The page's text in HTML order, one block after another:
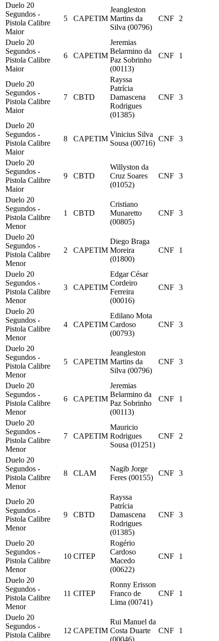
Duelo 20
Segundos -
Pistola Calibre
Maior
5 CAPETIM
Jeangleston
Martins da
Silva (00796)
CNF 2
Duelo 20
Segundos -
Pistola Calibre
Maior
6 CAPETIM
Jeremias
Belarmino da
Paz Sobrinho
(00113)
CNF 1
Duelo 20
Segundos -
Pistola Calibre
Maior
7 CBTD
Rayssa
Patrícia
Damascena
Rodrigues
(01385)
CNF 3
Duelo 20
Segundos -
Pistola Calibre
Maior
8 CAPETIM
Vinicius Silva
Sousa (00716)
CNF 3
Duelo 20
Segundos -
Pistola Calibre
Maior
9 CBTD
Willyston da
Cruz Soares
(01052)
CNF 3
Duelo 20
Segundos -
Pistola Calibre
Menor
1 CBTD
Cristiano
Munaretto
(00805)
CNF 3
Duelo 20
Segundos -
Pistola Calibre
Menor
2 CAPETIM
Diego Braga
Moreira
(01800)
CNF 1
Duelo 20
Segundos -
Pistola Calibre
Menor
3 CAPETIM
Edgar César
Cordeiro
Ferreira
(00016)
CNF 3
Duelo 20
Segundos -
Pistola Calibre
Menor
4 CAPETIM
Edilano Mota
Cardoso
(00793)
CNF 3
Duelo 20
Segundos -
Pistola Calibre
Menor
5 CAPETIM
Jeangleston
Martins da
Silva (00796)
CNF 3
Duelo 20
Segundos -
Pistola Calibre
Menor
6 CAPETIM
Jeremias
Belarmino da
Paz Sobrinho
(00113)
CNF 1
Duelo 20
Segundos -
Pistola Calibre
Menor
7 CAPETIM
Mauricio
Rodrigues
Sousa (01251)
CNF 2
Duelo 20
Segundos -
Pistola Calibre
Menor
8 CLAM
Nagib Jorge
Feres (00155)
CNF 3
Duelo 20
Segundos -
Pistola Calibre
Menor
9 CBTD
Rayssa
Patrícia
Damascena
Rodrigues
(01385)
CNF 3
Duelo 20
Segundos -
Pistola Calibre
Menor
10 CITEP
Rogério
Cardoso
Macedo
(00622)
CNF 1
Duelo 20
Segundos -
Pistola Calibre
Menor
11 CITEP
Ronny Erisson
Franco de
Lima (00741)
CNF 1
Duelo 20
Segundos -
Pistola Calibre
12 CAPETIM
Rui Manuel da
Costa Duarte
(00046)
CNF 1